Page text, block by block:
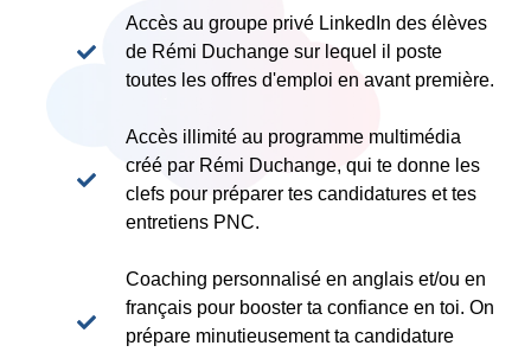
Accès au groupe privé LinkedIn des élèves
de Rémi Duchange sur lequel il poste
toutes les offres d'emploi en avant première.
Accès illimité au programme multimédia
créé par Rémi Duchange, qui te donne les
clefs pour préparer tes candidatures et tes
entretiens PNC.
Coaching personnalisé en anglais et/ou en
français pour booster ta confiance en toi. On
prépare minutieusement ta candidature